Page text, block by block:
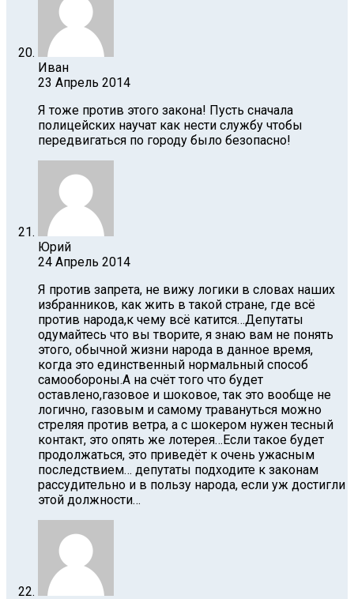
Иван
23 Апрель 2014
Я тоже против этого закона! Пусть сначала
полицейских научат как нести службу чтобы
передвигаться по городу было безопасно!
Юрий
24 Апрель 2014
Я против запрета, не вижу логики в словах наших
избранников, как жить в такой стране, где всё
против народа,к чему всё катится…Депутаты
одумайтесь что вы творите, я знаю вам не понять
этого, обычной жизни народа в данное время,
когда это единственный нормальный способ
самообороны.А на счёт того что будет
оставлено,газовое и шоковое, так это вообще не
логично, газовым и самому травануться можно
стреляя против ветра, а с шокером нужен тесный
контакт, это опять же лотерея…Если такое будет
продолжаться, это приведёт к очень ужасным
последствием… депутаты подходите к законам
рассудительно и в пользу народа, если уж достигли
этой должности…